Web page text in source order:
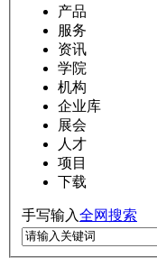
产品
服务
资讯
学院
机构
企业库
展会
人才
项目
下载
手写输入全网搜索